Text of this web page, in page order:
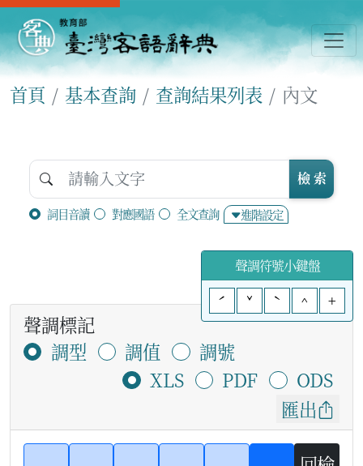
首頁 基本查詢 查詢結果列表 內文
詞目音讀 對應國語 全文查詢 進階設定
檢 索
聲調符號小鍵盤
ˊ
ˇ ˋ ^ +
聲調標記
調型
調值
調號
XLS
PDF
ODS
匯出